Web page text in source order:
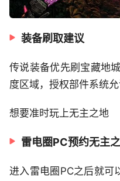
装备刷取建议
传说装备优先刷宝藏地
度区域，授权部件系统
想要准时玩上无主之地
雷电圈PC预约无主
进入雷电圈PC之后就可